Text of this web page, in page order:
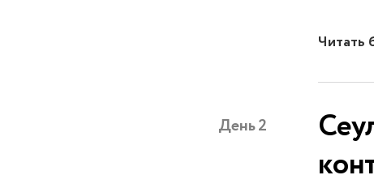
Читать
День 2